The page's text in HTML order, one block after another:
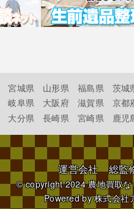
宮城県 山形県 福島県 茨城
岐阜県 大阪府 滋賀県 京都
大分県 長崎県 宮崎県 鹿児
運営会社 総監
© copyright 2024農地買取
Powered by株式会社